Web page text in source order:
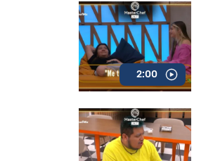
2:00